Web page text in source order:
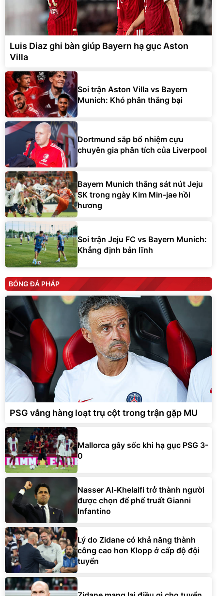
Luis Diaz ghi bàn giúp Bayern hạ gục Aston
Villa
Soi trận Aston Villa vs Bayern
Munich: Khó phân thắng bại
Dortmund sắp bổ nhiệm cựu
chuyên gia phân tích của Liverpool
Bayern Munich thắng sát nút Jeju
SK trong ngày Kim Min-jae hồi
hương
Soi trận Jeju FC vs Bayern Munich:
Khẳng định bản lĩnh
BÓNG ĐÁ PHÁP
PSG vắng hàng loạt trụ cột trong trận gặp MU
Mallorca gây sốc khi hạ gục PSG 3-
0
Nasser Al-Khelaifi trở thành người
được chọn để phế truất Gianni
Infantino
Lý do Zidane có khả năng thành
công cao hơn Klopp ở cấp độ đội
tuyển